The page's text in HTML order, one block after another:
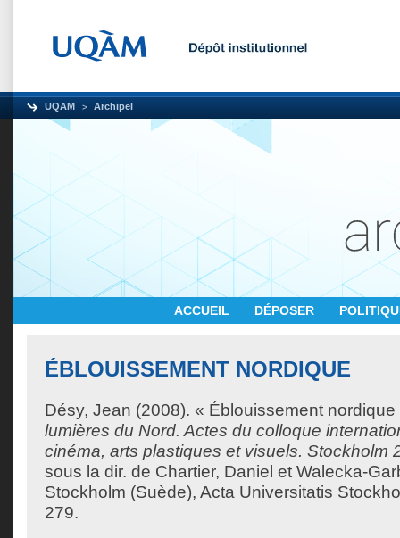
UQAM Archipel
ACCUEIL DÉPOSER
ÉBLOUISSEMENT NORDIQUE
Désy, Jean (2008). « Éblouissement
lumières du Nord. Actes du colloque
cinéma, arts plastiques et visuels. Stockholm
sous la dir. de Chartier, Daniel et Walecka-
Stockholm (Suède), Acta Universitatis
279.